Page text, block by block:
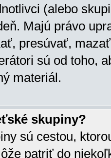
(alebo
Majú právo
presúvať,
sú od toho,
materiál.
skupiny?
sú cestou,
patriť do